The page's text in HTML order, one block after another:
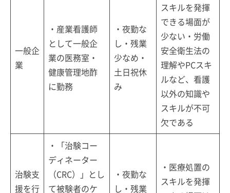
一般企
業
・産業看護師
として一般企
業の医務室・
健康管理地酢
に勤務
・夜勤な
し・残業
少なめ・
土日祝休
み
スキルを発揮
できる場面が
少ない・労働
安全衛生法の
理解やPCスキ
ルなど、看護
以外の知識や
スキルが不可
欠である
治験支
援を行
・「治験コー
ディネーター
（CRC）」とし
て被験者のケ
・夜勤な
し・残業
・医療処置の
スキルを発揮